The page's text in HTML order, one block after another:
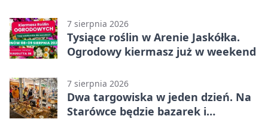
7 sierpnia 2026
Tysiące roślin w Arenie Jaskółka.
Ogrodowy kiermasz już w weekend
7 sierpnia 2026
Dwa targowiska w jeden dzień. Na
Starówce będzie bazarek i